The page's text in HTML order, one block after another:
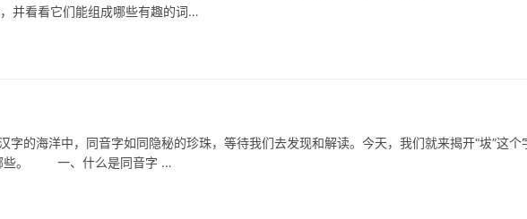
并看看它们能组成哪些有趣的词…
洋中，同音字如同隐秘的珍珠，等待我们去发现和解读。今天，我们就来揭开“坺”这个
些。 一、什么是同音字 …